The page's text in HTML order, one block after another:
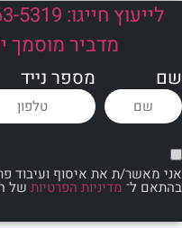
מדביר מוסמך יחזור
מספר נייד
את איסוף ועיבוד פרטיי לצורך
מדיניות הפרטיותשל האתר.